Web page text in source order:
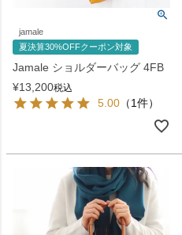
jamale
夏決算30%OFFクーポン対象
Jamale ショルダーバッグ 4FB
¥13,200税込
5.00 （1件）